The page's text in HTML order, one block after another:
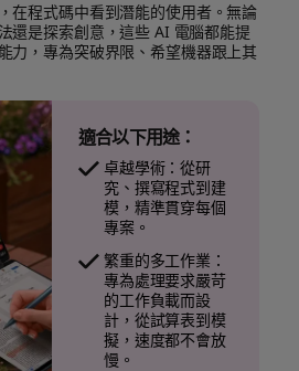
在程式碼中看到潛能的使用者。無論
還是探索創意，這些 AI 電腦都能提
力，專為突破界限、希望機器跟上其
適合以下用途：
卓越學術：從研
究、撰寫程式到建
模，精準貫穿每個
專案。
繁重的多工作業：
專為處理要求嚴苛
的工作負載而設
計，從試算表到模
擬，速度都不會放
慢。